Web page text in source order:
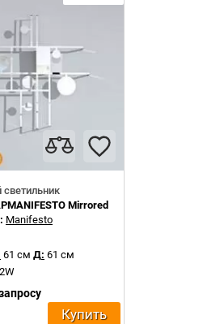
Mirrored steel
Manifesto
61 см Д: 61 см
Купить